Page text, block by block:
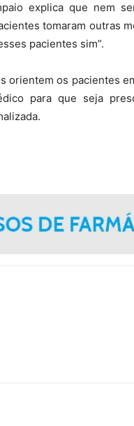
explica que nem
tomaram outras
pacientes sim”.
orientem os pacientes
para que seja